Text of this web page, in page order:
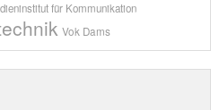
für Kommunikation
Vok Dams